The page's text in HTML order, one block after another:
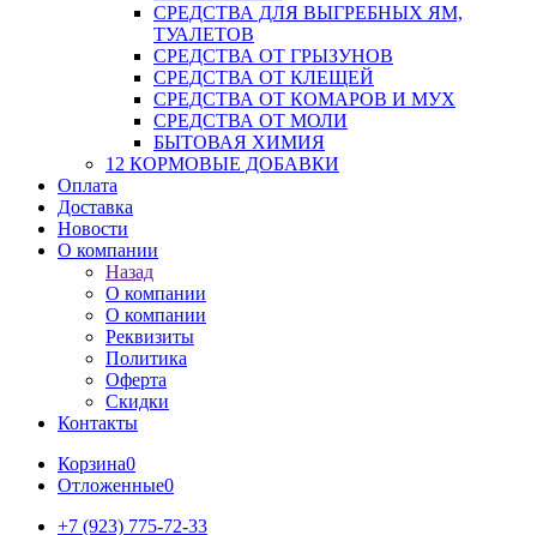
СРЕДСТВА ДЛЯ ВЫГРЕБНЫХ ЯМ,
ТУАЛЕТОВ
СРЕДСТВА ОТ ГРЫЗУНОВ
СРЕДСТВА ОТ КЛЕЩЕЙ
СРЕДСТВА ОТ КОМАРОВ И МУХ
СРЕДСТВА ОТ МОЛИ
БЫТОВАЯ ХИМИЯ
12 КОРМОВЫЕ ДОБАВКИ
Оплата
Доставка
Новости
О компании
Назад
О компании
О компании
Реквизиты
Политика
Оферта
Скидки
Контакты
Корзина0
Отложенные0
+7 (923) 775-72-33